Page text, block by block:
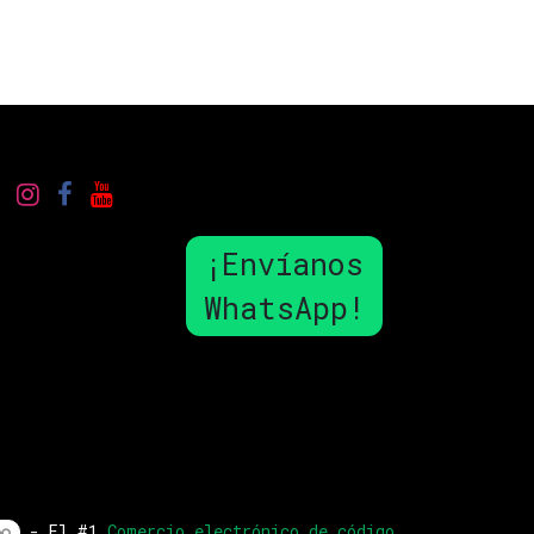
¡Envíanos
WhatsApp!